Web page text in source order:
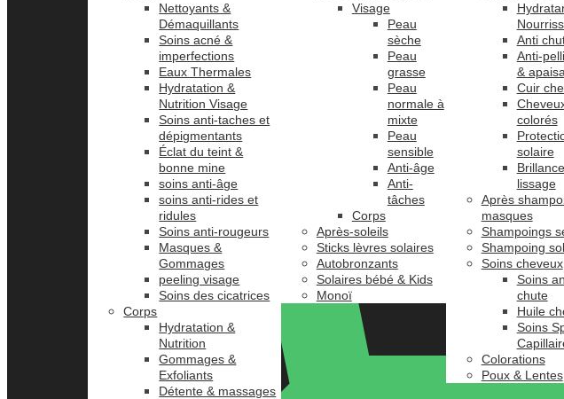
Nettoyants &
Démaquillants
Soins acné &
imperfections
Eaux Thermales
Hydratation &
Nutrition Visage
Soins anti-taches et
dépigmentants
Éclat du teint &
bonne mine
soins anti-âge
soins anti-rides et
ridules
Soins anti-rougeurs
Masques &
Gommages
peeling visage
Soins des cicatrices
Corps
Hydratation &
Nutrition
Gommages &
Exfoliants
Détente & massages
Visage
Peau
sèche
Peau
grasse
Peau
normale à
mixte
Peau
sensible
Anti-âge
Anti-
tâches
Corps
Après-soleils
Sticks lèvres solaires
Autobronzants
Solaires bébé & Kids
Monoï
Anti
Anti-
&
Cuir
colorés
solaire
lissage
Après
masques
Shampoings
Shampoing
Soins cheveux
Soins
chute
Huile
Soins
Colorations
Poux & Lentes